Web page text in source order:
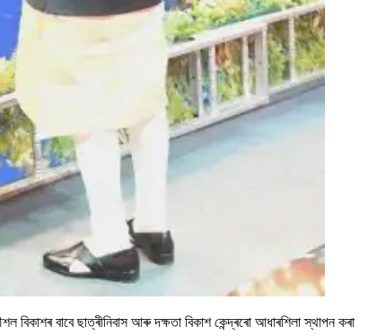
বাবে ছাত্ৰীনিবাস আৰু দক্ষতা বিকাশ কেন্দ্ৰৰো আধাৰশিলা স্থাপন কৰা